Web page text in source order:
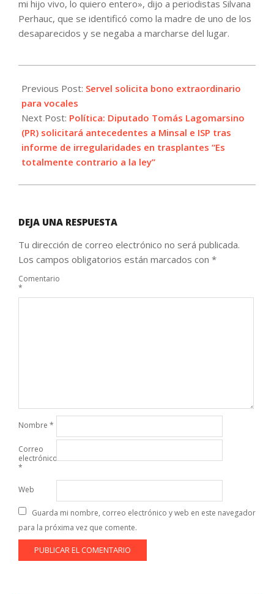
mi hijo vivo, lo quiero entero», dijo a periodistas Silvana
Perhauc, que se identificó como la madre de uno de los
desaparecidos y se negaba a marcharse del lugar.
10-
30
Previous Post: Servel solicita bono extraordinario
para vocales
Next Post: Política: Diputado Tomás Lagomarsino
(PR) solicitará antecedentes a Minsal e ISP tras
informe de irregularidades en trasplantes “Es
totalmente contrario a la ley”
DEJA UNA RESPUESTA
Tu dirección de correo electrónico no será publicada.
Los campos obligatorios están marcados con *
Comentario
*
Nombre *
Correo
electrónico
*
Web
Guarda mi nombre, correo electrónico y web en este navegador
para la próxima vez que comente.